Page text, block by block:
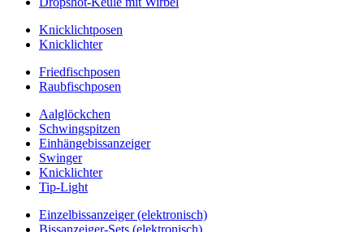
Knicklichtposen
Knicklichter
Friedfischposen
Raubfischposen
Aalglöckchen
Schwingspitzen
Einhängebissanzeiger
Swinger
Knicklichter
Tip-Light
Einzelbissanzeiger (elektronisch)
Bissanzeiger-Sets (elektronisch)